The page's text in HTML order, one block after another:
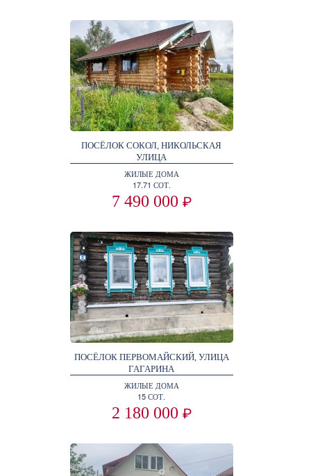
ПОСЁЛОК СОКОЛ, НИКОЛЬСКАЯ
УЛИЦА
ЖИЛЫЕ ДОМА
17.71 СОТ.
7 490 000 ₽
ПОСЁЛОК ПЕРВОМАЙСКИЙ, УЛИЦА
ГАГАРИНА
ЖИЛЫЕ ДОМА
15 СОТ.
2 180 000 ₽